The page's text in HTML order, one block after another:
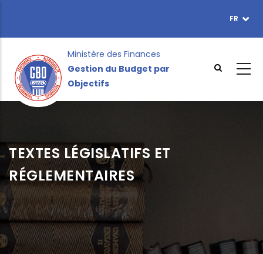
contenu
FR
Ministère des Finances
Gestion du Budget par
Objectifs
TEXTES LÉGISLATIFS ET
RÉGLEMENTAIRES